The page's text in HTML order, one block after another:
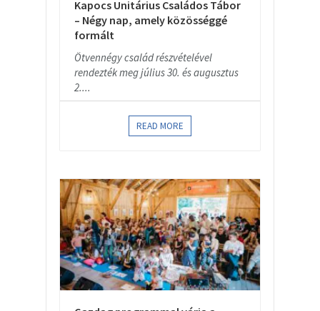
Kapocs Unitárius Családos Tábor
– Négy nap, amely közösséggé
formált
Ötvennégy család részvételével
rendezték meg július 30. és augusztus
2....
READ MORE